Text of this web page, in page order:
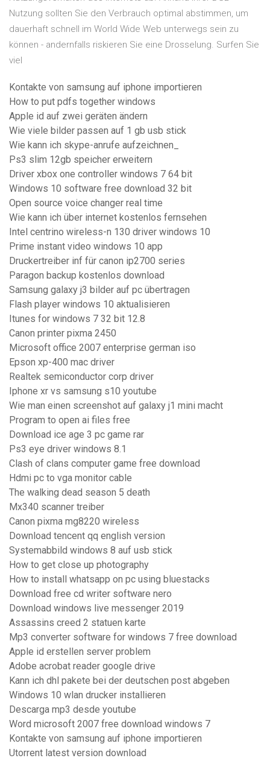
Nutzung sollten Sie den Verbrauch optimal abstimmen, um
dauerhaft schnell im World Wide Web unterwegs sein zu
können - andernfalls riskieren Sie eine Drosselung. Surfen Sie
viel
Kontakte von samsung auf iphone importieren
How to put pdfs together windows
Apple id auf zwei geräten ändern
Wie viele bilder passen auf 1 gb usb stick
Wie kann ich skype-anrufe aufzeichnen_
Ps3 slim 12gb speicher erweitern
Driver xbox one controller windows 7 64 bit
Windows 10 software free download 32 bit
Open source voice changer real time
Wie kann ich über internet kostenlos fernsehen
Intel centrino wireless-n 130 driver windows 10
Prime instant video windows 10 app
Druckertreiber inf für canon ip2700 series
Paragon backup kostenlos download
Samsung galaxy j3 bilder auf pc übertragen
Flash player windows 10 aktualisieren
Itunes for windows 7 32 bit 12.8
Canon printer pixma 2450
Microsoft office 2007 enterprise german iso
Epson xp-400 mac driver
Realtek semiconductor corp driver
Iphone xr vs samsung s10 youtube
Wie man einen screenshot auf galaxy j1 mini macht
Program to open ai files free
Download ice age 3 pc game rar
Ps3 eye driver windows 8.1
Clash of clans computer game free download
Hdmi pc to vga monitor cable
The walking dead season 5 death
Mx340 scanner treiber
Canon pixma mg8220 wireless
Download tencent qq english version
Systemabbild windows 8 auf usb stick
How to get close up photography
How to install whatsapp on pc using bluestacks
Download free cd writer software nero
Download windows live messenger 2019
Assassins creed 2 statuen karte
Mp3 converter software for windows 7 free download
Apple id erstellen server problem
Adobe acrobat reader google drive
Kann ich dhl pakete bei der deutschen post abgeben
Windows 10 wlan drucker installieren
Descarga mp3 desde youtube
Word microsoft 2007 free download windows 7
Kontakte von samsung auf iphone importieren
Utorrent latest version download